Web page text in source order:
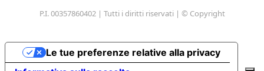
P.I. 00357860402 | Tutti i diritti riservati | © Copyright
Le tue preferenze relative alla privacy